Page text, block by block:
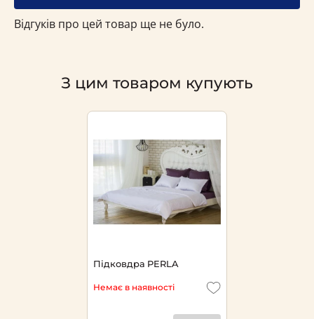
Відгуків про цей товар ще не було.
З цим товаром купують
Підковдра PERLA
Немає в наявності